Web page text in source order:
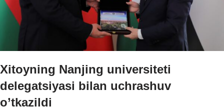
Xitoyning Nanjing universiteti
delegatsiyasi bilan uchrashuv
o’tkazildi